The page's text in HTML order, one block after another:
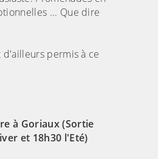
... Que dire
permis à ce
à Goriaux (Sortie
et 18h30 l'Eté)